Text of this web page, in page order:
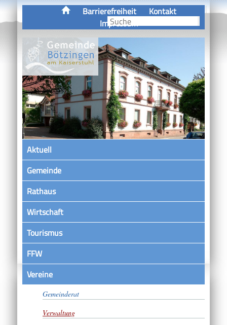
Barrierefreiheit
Kontakt
Impressum
Aktuell
Gemeinde
Rathaus
Wirtschaft
Tourismus
FFW
VereineBürgermeister
Gemeinderat
Verwaltung